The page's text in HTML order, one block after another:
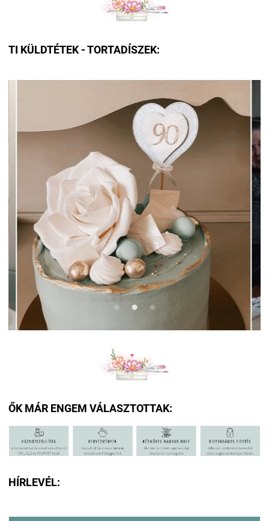
TI KÜLDTÉTEK - TORTADÍSZEK:
ŐK MÁR ENGEM VÁLASZTOTTAK:
HÍRLEVÉL: